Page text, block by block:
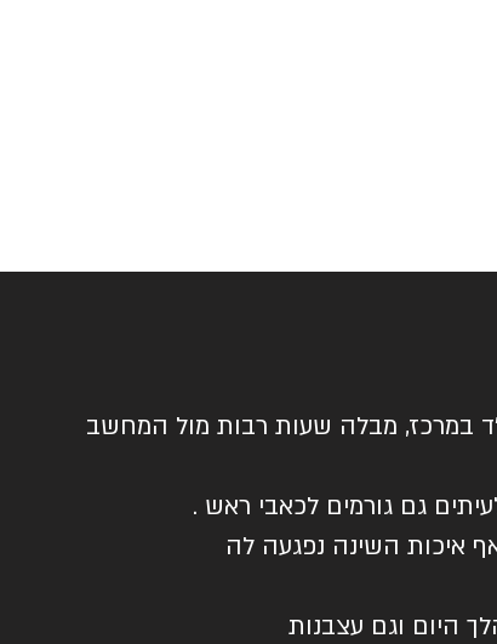
במרכז, מבלה שעות רבות מול המחשב
גם גורמים לכאבי ראש .
איכות השינה נפגעה לה
היום וגם עצבנות